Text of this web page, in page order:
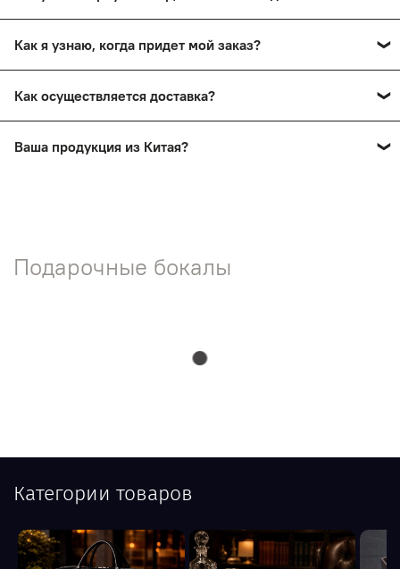
сохранив товарный вид.
Как я узнаю, когда придет мой заказ?
заказа в пункт выдачи. Также мы проинформируем вас
по телефону.
Как осуществляется доставка?
Ваша продукция из Китая?
Подарочные бокалы
Категории товаров